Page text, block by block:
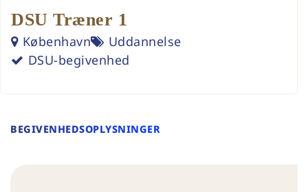
DSU Træner 1
København
Uddannelse
DSU-begivenhed
BEGIVENHEDSOPLYSNINGER